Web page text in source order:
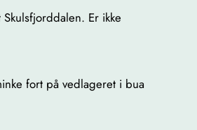
Er ikke
fort på vedlageret i bua